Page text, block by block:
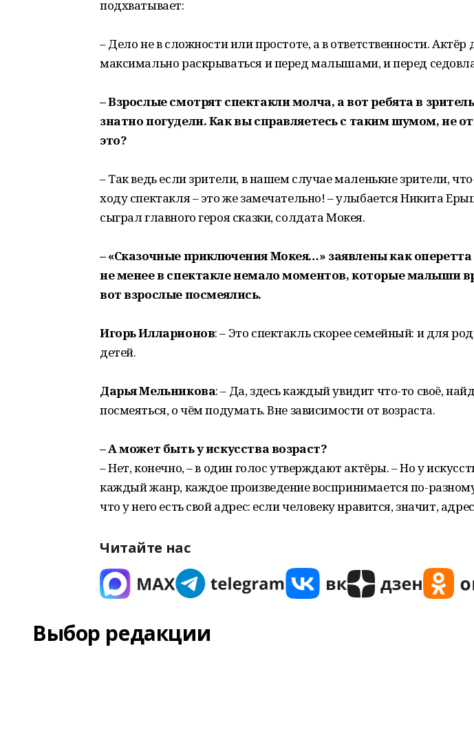
подхватывает:
– Дело не в сложности или простоте, а в ответственности.
максимально раскрываться и перед малышами, и перед
– Взрослые смотрят спектакли молча, а вот ребята в
знатно погудели. Как вы справляетесь с таким шумом, не
это?
– Так ведь если зрители, в нашем случае маленькие зрители,
ходу спектакля – это же замечательно! – улыбается Никита
сыграл главного героя сказки, солдата Мокея.
– «Сказочные приключения Мокея…» заявлены как
не менее в спектакле немало моментов, которые малыши
вот взрослые посмеялись.
Игорь Илларионов: – Это спектакль скорее семейный: и для
детей.
Дарья Мельникова: – Да, здесь каждый увидит что-то своё,
посмеяться, о чём подумать. Вне зависимости от возраста.
– А может быть у искусства возраст?
– Нет, конечно, – в один голос утверждают актёры. – Но у
каждый жанр, каждое произведение воспринимается по-
что у него есть свой адрес: если человеку нравится, значит,
Читайте нас
Выбор редакции